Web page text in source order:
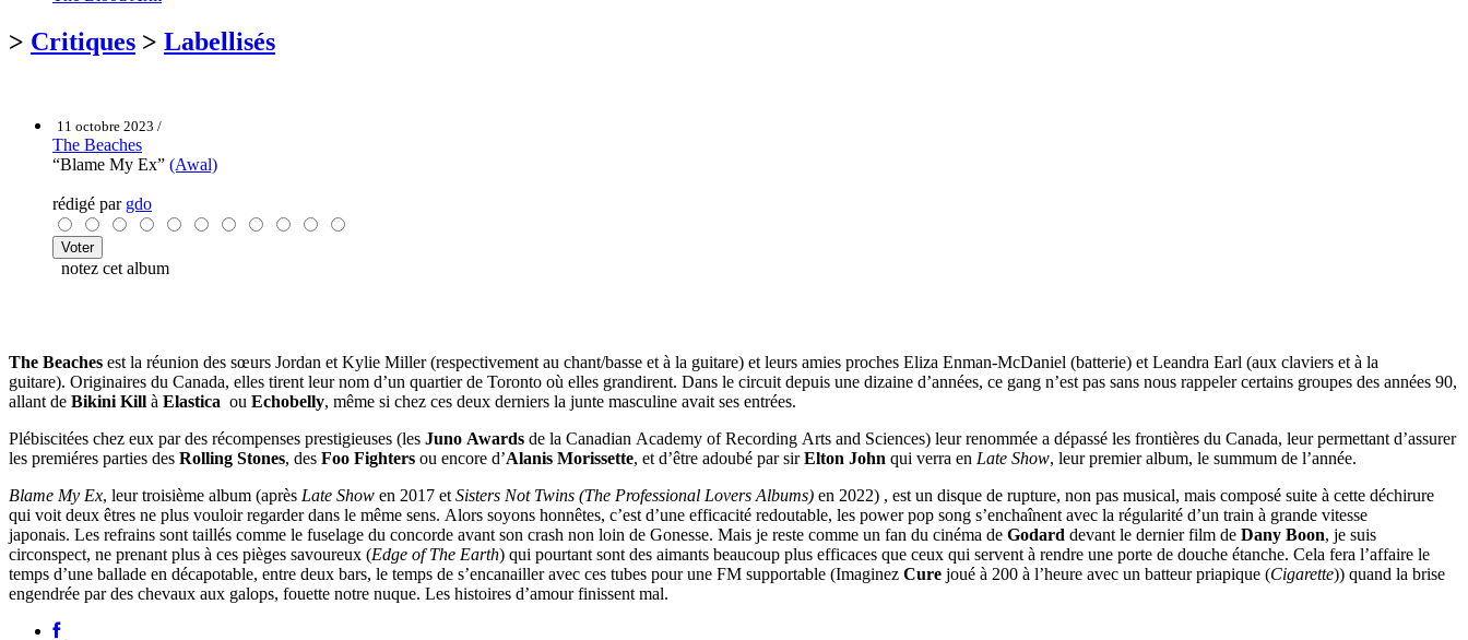
> Critiques > Labellisés
11 octobre 2023 /
The Beaches
“Blame My Ex” (Awal)
rédigé par gdo
notez cet album
The Beaches est la réunion des sœurs Jordan et Kylie Miller (respectivement au chant/basse et à la guitare) et leurs amies proches Eliza Enman-McDaniel (batterie) et Leandra Earl (aux claviers et à la
guitare). Originaires du Canada, elles tirent leur nom d’un quartier de Toronto où elles grandirent. Dans le circuit depuis une dizaine d’années, ce gang n’est pas sans nous rappeler certains groupes des années 90,
allant de Bikini Kill à Elastica ou Echobelly, même si chez ces deux derniers la junte masculine avait ses entrées.
Plébiscitées chez eux par des récompenses prestigieuses (les Juno Awards de la Canadian Academy of Recording Arts and Sciences) leur renommée a dépassé les frontières du Canada, leur permettant d’assurer
les premiéres parties des Rolling Stones, des Foo Fighters ou encore d’Alanis Morissette, et d’être adoubé par sirElton John qui verra en Late Show, leur premier album, le summum de l’année.
Blame My Ex, leur troisième album (après Late Show en 2017 et Sisters Not Twins (The Professional Lovers Albums) en 2022) , est un disque de rupture, non pas musical, mais composé suite à cette déchirure
qui voit deux êtres ne plus vouloir regarder dans le même sens. Alors soyons honnêtes, c’est d’une efficacité redoutable, les power pop song s’enchaînent avec la régularité d’un train à grande vitesse
japonais. Les refrains sont taillés comme le fuselage du concorde avant son crash non loin de Gonesse. Mais je reste comme un fan du cinéma de Godard devant le dernier film de Dany Boon, je suis
circonspect, ne prenant plus à ces pièges savoureux (Edge of The Earth) qui pourtant sont des aimants beaucoup plus efficaces que ceux qui servent à rendre une porte de douche étanche. Cela fera l’affaire le
temps d’une ballade en décapotable, entre deux bars, le temps de s’encanailler avec ces tubes pour une FM supportable (Imaginez Cure joué à 200 à l’heure avec un batteur priapique (Cigarette)) quand la brise
engendrée par des chevaux aux galops, fouette notre nuque. Les histoires d’amour finissent mal.